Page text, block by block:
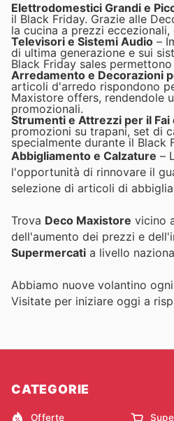
Elettrodomestici Grandi e
il Black Friday. Grazie alle
la cucina a prezzi
Televisori e Sistemi Audio –
di ultima generazione e sui
Black Friday sales
Arredamento e Decorazioni
articoli d'arredo rispondono
Maxistore offers, rendendole
promozionali.
Strumenti e Attrezzi per il Fai
promozioni su trapani, set di
specialmente durante il
Abbigliamento e Calzature –
l'opportunità di rinnovare il
selezione di articoli di
Trova Deco Maxistore vicino
dell'aumento dei prezzi e
Supermercati a livello
Abbiamo nuove volantino
Visitate per iniziare oggi a
CATEGORIE
Offerte